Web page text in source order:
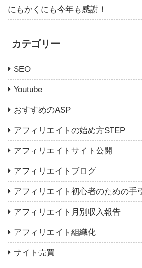
にもかくにも今年も感謝！
カテゴリー
SEO
Youtube
おすすめのASP
アフィリエイトの始め方STEP
アフィリエイトサイト公開
アフィリエイトブログ
アフィリエイト初心者のための手引
アフィリエイト月別収入報告
アフィリエイト組織化
サイト売買